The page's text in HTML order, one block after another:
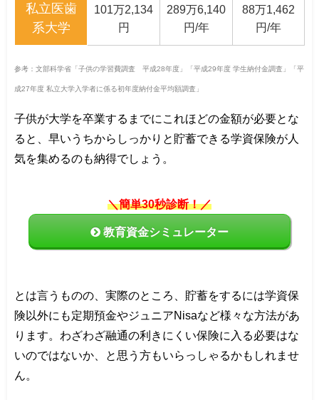
私立医歯
系大学
101万2,134
円
289万6,140
円/年
88万1,462
円/年
参考：文部科学省「子供の学習費調査 平成28年度」「平成29年度 学生納付金調査」「平
成27年度 私立大学入学者に係る初年度納付金平均額調査」
子供が大学を卒業するまでにこれほどの金額が必要とな
ると、早いうちからしっかりと貯蓄できる学資保険が人
気を集めるのも納得でしょう。
＼簡単30秒診断！／
教育資金シミュレーター
とは言うものの、実際のところ、貯蓄をするには学資保
険以外にも定期預金やジュニアNisaなど様々な方法があ
ります。わざわざ融通の利きにくい保険に入る必要はな
いのではないか、と思う方もいらっしゃるかもしれませ
ん。